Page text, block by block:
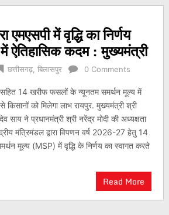
एमएसपी में वृद्धि का निर्णय
ऐतिहासिक कदम : मुख्यमंत्री
छत्तीसगढ़, बिलासपुर 0 Comments
14 खरीफ फसलों के न्यूनतम समर्थन मूल्य में
से किसानों को मिलेगा लाभ रायपुर. मुख्यमंत्री श्री
साय ने प्रधानमंत्री श्री नरेंद्र मोदी की अध्यक्षता
मंत्रिमंडल द्वारा विपणन वर्ष 2026-27 हेतु 14
मूल्य (MSP) में वृद्धि के निर्णय का स्वागत करते
Read More